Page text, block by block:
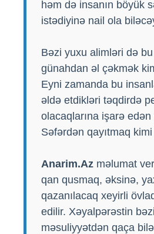
həm də insanın böyük
istədiyinə nail ola
Bəzi yuxu alimləri də
günahdan əl çəkmək
Eyni zamanda bu
əldə etdikləri təqdirdə
olacaqlarına işarə edən
Səfərdən qayıtmaq
Anarim.Az məlumat
qan qusmaq, əksinə,
qazanılacaq xeyirli
edilir. Xəyalpərəstin bəzi
məsuliyyətdən qaça